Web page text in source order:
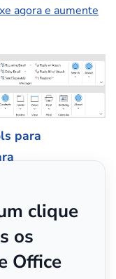
agora e aumente
para
clique
os
Office